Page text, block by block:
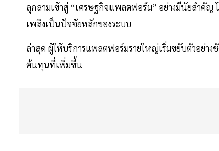
ลุกลามเข้าสู่ “เศรษฐกิจแพลตฟอร์ม” อย่างมีนัยสำคั
เพลิงเป็นปัจจัยหลักของระบบ
ล่าสุด ผู้ให้บริการแพลตฟอร์มรายใหญ่เริ่มขยับตัวอย่าง
ต้นทุนที่เพิ่มขึ้น